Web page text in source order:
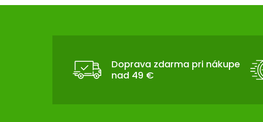
Doprava zdarma pri nákupe
nad 49 €